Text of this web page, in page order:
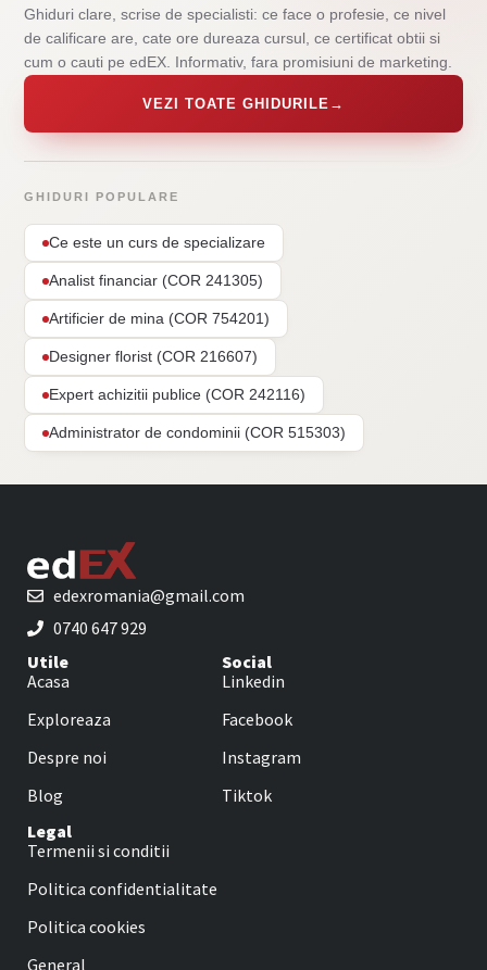
Ghiduri clare, scrise de specialisti: ce face o profesie, ce nivel
de calificare are, cate ore dureaza cursul, ce certificat obtii si
cum o cauti pe edEX. Informativ, fara promisiuni de marketing.
VEZI TOATE GHIDURILE →
GHIDURI POPULARE
Ce este un curs de specializare
Analist financiar (COR 241305)
Artificier de mina (COR 754201)
Designer florist (COR 216607)
Expert achizitii publice (COR 242116)
Administrator de condominii (COR 515303)
edexromania@gmail.com
0740 647 929
Utile
Acasa
Exploreaza
Despre noi
Blog
Social
Linkedin
Facebook
Instagram
Tiktok
Legal
Termenii si conditii
Politica confidentialitate
Politica cookies
General